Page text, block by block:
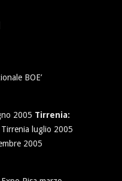
BOE’
2005 Tirrenia:
Tirrenia luglio 2005
2005